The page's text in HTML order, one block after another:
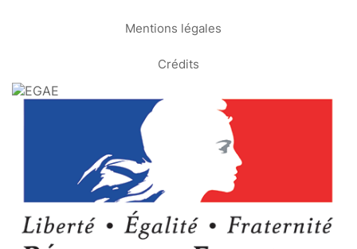
Mentions légales
Crédits